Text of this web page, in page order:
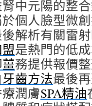
中元陽的整
個人臉型微
解析有關雷
是熱門的低
務提供報價
齒方法最後
潤膚SPA精油